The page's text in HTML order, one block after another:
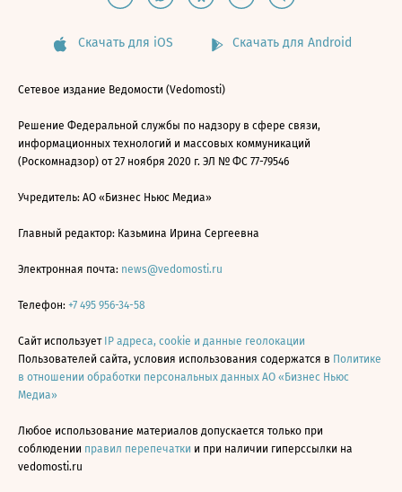
Скачать для iOS Скачать для Android
Сетевое издание Ведомости (Vedomosti)
Решение Федеральной службы по надзору в сфере связи,
информационных технологий и массовых коммуникаций
(Роскомнадзор) от 27 ноября 2020 г. ЭЛ № ФС 77-79546
Учредитель: АО «Бизнес Ньюс Медиа»
Главный редактор: Казьмина Ирина Сергеевна
Электронная почта: news@vedomosti.ru
Телефон: +7 495 956-34-58
Сайт использует IP адреса, cookie и данные геолокации
Пользователей сайта, условия использования содержатся в Политике
в отношении обработки персональных данных АО «Бизнес Ньюс
Медиа»
Любое использование материалов допускается только при
соблюдении правил перепечатки и при наличии гиперссылки на
vedomosti.ru